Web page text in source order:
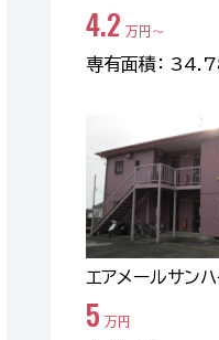
4.2 万円〜
専有面積：
エアメールサンハ
5 万円